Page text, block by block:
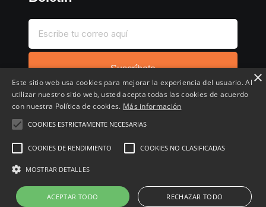
Suscríbete
Inicio Compartir chollo Destacados
Cronológico
×
Este sitio web usa cookies para mejorar la experiencia del usuario. Al
utilizar nuestro sitio web, usted acepta todas las cookies de acuerdo
con nuestra Política de cookies. Más información
COOKIES ESTRICTAMENTE NECESARIAS
COOKIES DE RENDIMIENTO COOKIES NO CLASIFICADAS
MOSTRAR DETALLES
ACEPTAR TODO RECHAZAR TODO